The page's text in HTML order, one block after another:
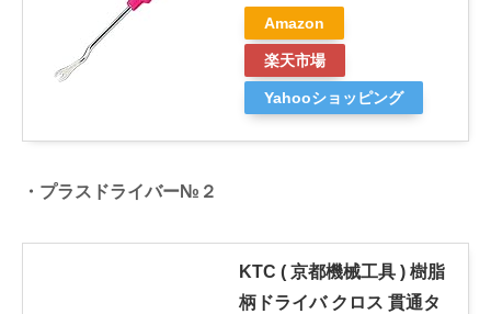
Amazon
楽天市場
Yahooショッピング
・プラスドライバー№２
KTC ( 京都機械工具 ) 樹脂
柄ドライバ クロス 貫通タ